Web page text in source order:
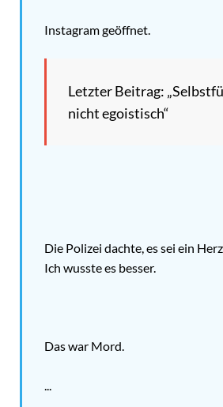
Instagram geöffnet.
Letzter Beitrag:
nicht egoistisch“
Die Polizei dachte, es sei ein
Ich wusste es besser.
Das war Mord.
...